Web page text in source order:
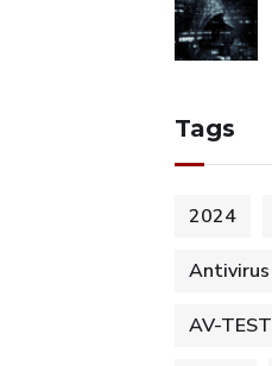
Tags
2024
Antivirus
AV-TEST